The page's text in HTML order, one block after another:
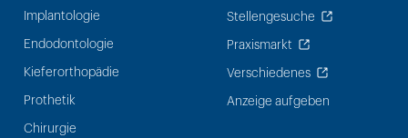
Implantologie
Endodontologie
Kieferorthopädie
Prothetik
Chirurgie
Stellengesuche
Praxismarkt
Verschiedenes
Anzeige aufgeben